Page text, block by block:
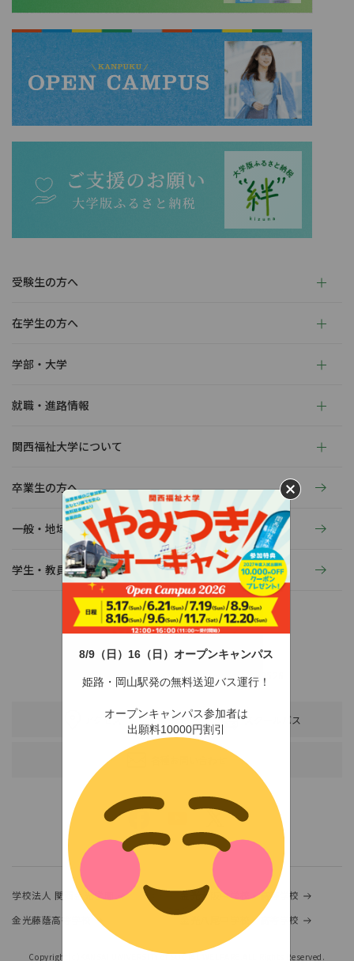
8/9（日）16（日）オープンキャンパス
姫路・岡山駅発の無料送迎バス運行！
オープンキャンパス参加者は
出願料10000円割引
受験生の方へ
在学生の方へ
学部・大学
就職・進路情報
関西福祉大学について
卒業生の方へ
一般・地域の方へ
学生・教員の活動
〒678-0255 兵庫県赤穂市新田380-3
TEL：0791-46-2525（代）FAX：0791-46-2526
アクセス スクールバス
学校法人 関西金光学園
金光大阪中学校・高等学校
金光藤蔭高等学校
金光八尾中学校・高等学校
Copyright(c)KANSAI UNIVERSITY of SOCIAL WELFARE.ALL Rights Reserved.